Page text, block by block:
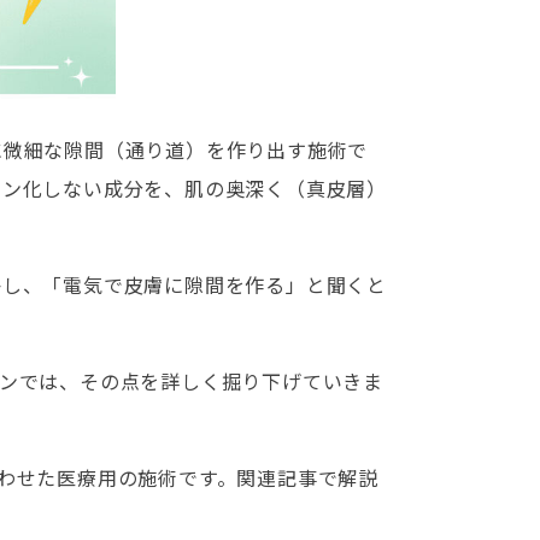
細な隙間（通り道）を作り出す施術で
しない成分を、肌の奥深く（真皮層）
、「電気で皮膚に隙間を作る」と聞くと
では、その点を詳しく掘り下げていきま
せた医療用の施術です。関連記事で解説